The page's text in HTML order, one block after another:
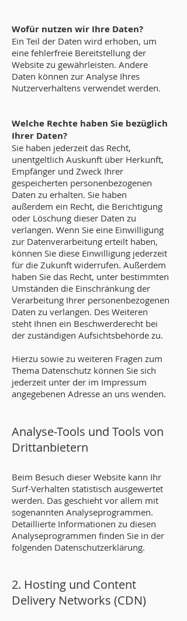
Wofür nutzen wir Ihre Daten?
Ein Teil der Daten wird erhoben, um
eine fehlerfreie Bereitstellung der
Website zu gewährleisten. Andere
Daten können zur Analyse Ihres
Nutzerverhaltens verwendet werden.
Welche Rechte haben Sie bezüglich
Ihrer Daten?
Sie haben jederzeit das Recht,
unentgeltlich Auskunft über Herkunft,
Empfänger und Zweck Ihrer
gespeicherten personenbezogenen
Daten zu erhalten. Sie haben
außerdem ein Recht, die Berichtigung
oder Löschung dieser Daten zu
verlangen. Wenn Sie eine Einwilligung
zur Datenverarbeitung erteilt haben,
können Sie diese Einwilligung jederzeit
für die Zukunft widerrufen. Außerdem
haben Sie das Recht, unter bestimmten
Umständen die Einschränkung der
Verarbeitung Ihrer personenbezogenen
Daten zu verlangen. Des Weiteren
steht Ihnen ein Beschwerderecht bei
der zuständigen Aufsichtsbehörde zu.
Hierzu sowie zu weiteren Fragen zum
Thema Datenschutz können Sie sich
jederzeit unter der im Impressum
angegebenen Adresse an uns wenden.
Analyse-Tools und Tools von
Dritt­anbietern
Beim Besuch dieser Website kann Ihr
Surf-Verhalten statistisch ausgewertet
werden. Das geschieht vor allem mit
sogenannten Analyseprogrammen.
Detaillierte Informationen zu diesen
Analyseprogrammen finden Sie in der
folgenden Datenschutzerklärung.
2. Hosting und Content
Delivery Networks (CDN)